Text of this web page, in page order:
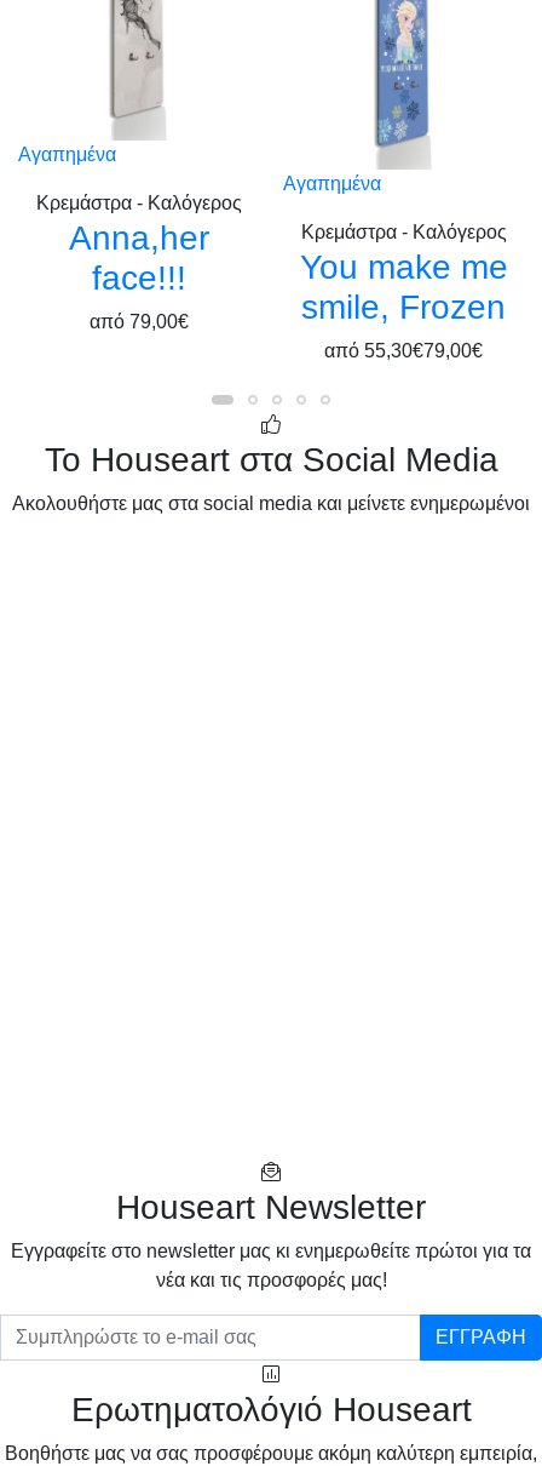
Αγαπημένα
Κρεμάστρα - Καλόγερος
Anna,her
face!!!
από 79,00€
Αγαπημένα
Κρεμάστρα - Καλόγερος
You make me
smile, Frozen
από 55,30€79,00€
Το Houseart στα Social Media
Ακολουθήστε μας στα social media και μείνετε ενημερωμένοι
Houseart Newsletter
Eγγραφείτε στο newsletter μας κι ενημερωθείτε πρώτοι για τα
νέα και τις προσφορές μας!
ΕΓΓΡΑΦΗ
Ερωτηματολόγιό Houseart
Βοηθήστε μας να σας προσφέρουμε ακόμη καλύτερη εμπειρία,